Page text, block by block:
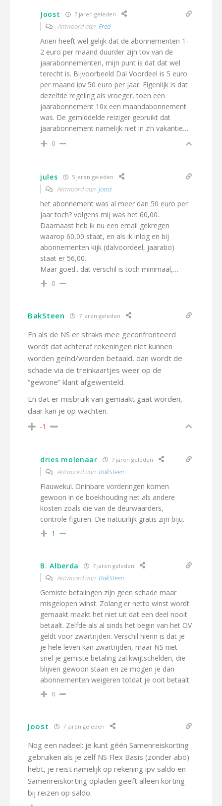
Joost 7 jaren geleden
Antwoord aan Fred
Ariën heeft wel gelijk dat de abonnementen 1-
2 euro per maand duurder zijn tov van de
jaarabonnementen, mijn punt is dat dat wel
terecht is. Bijvoorbeeld Dal Voordeel is 5 euro
per maand ipv 50 euro per jaar. Eigenlijk is dat
dezelfde regeling als vroeger, toen een
jaarabonnement 10x een maandabonnement
was. De gemiddelde reiziger gebruikt dat
jaarabonnement namelijk niet in z’n vakantie…
0
jules 5 jaren geleden
Antwoord aan Joost
het abonnement was al meer dan 50 euro per
jaar toch? volgens mij was het 60,00.
Daarnaast heb ik nu een email gekregen
waarop 60,00 staat, en als ik inlog en bij
abonnementen kijk (dalvoordeel, jaarabo)
staat er 56,00.
Maar goed.. dat verschil is toch minimaal,…
0
BakSteen 7 jaren geleden
En als de NS er straks mee geconfronteerd
wordt dat achteraf rekeningen niet kunnen
worden geïnd/worden betaald, dan wordt de
schade via de treinkaartjes weer op de
“gewone” klant afgewenteld.
En dat er misbruik van gemaakt gaat worden,
daar kan je op wachten.
-1
dries molenaar 7 jaren geleden
Antwoord aan BakSteen
Flauwekul. Oninbare vorderingen komen
gewoon in de boekhouding net als andere
kosten zoals die van de deurwaarders,
controle figuren. Die natuurlijk gratis zijn biju.
1
B. Alberda 7 jaren geleden
Antwoord aan BakSteen
Gemiste betalingen zijn geen schade maar
misgelopen winst. Zolang er netto winst wordt
gemaakt maakt het niet uit dat een deel nooit
betaalt. Zelfde als al sinds het begin van het OV
geldt voor zwartrijden. Verschil hierin is dat je
je hele leven kan zwartrijden, maar NS niet
snel je gemiste betaling zal kwijtschelden, die
blijven gewoon staan en ze mogen je dan
abonnementen weigeren totdat je ooit betaalt.
0
Joost 7 jaren geleden
Nog een nadeel: je kunt géén Samenreiskorting
gebruiken als je zelf NS Flex Basis (zonder abo)
hebt, je reist namelijk op rekening ipv saldo en
Samenreiskorting opladen geeft alleen korting
bij reizen op saldo.